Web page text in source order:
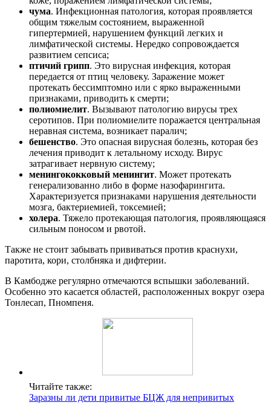
чума. Инфекционная патология, которая проявляется
общим тяжелым состоянием, выраженной
гипертермией, нарушением функций легких и
лимфатической системы. Нередко сопровождается
развитием сепсиса;
птичий грипп. Это вирусная инфекция, которая
передается от птиц человеку. Заражение может
протекать бессимптомно или с ярко выраженными
признаками, приводить к смерти;
полиомиелит. Вызывают патологию вирусы трех
серотипов. При полиомиелите поражается центральная
неравная система, возникает паралич;
бешенство. Это опасная вирусная болезнь, которая без
лечения приводит к летальному исходу. Вирус
затрагивает нервную систему;
менингококковый менингит. Может протекать
генерализованно либо в форме назофарингита.
Характеризуется признаками нарушения деятельности
мозга, бактериемией, токсемией;
холера. Тяжело протекающая патология, проявляющаяся
сильным поносом и рвотой.
Также не стоит забывать прививаться против краснухи,
паротита, кори, столбняка и дифтерии.
В Камбодже регулярно отмечаются вспышки заболеваний.
Особенно это касается областей, расположенных вокруг озера
Тонлесап, Пномпеня.
Читайте также:
Заразны ли дети привитые БЦЖ для непривитых